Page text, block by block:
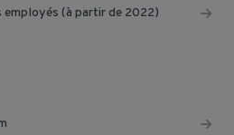
employés (à partir de 2022)